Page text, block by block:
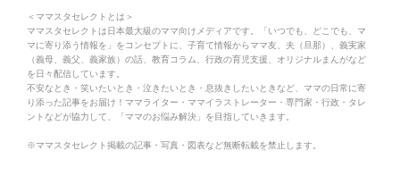
＜ママスタセレクトとは＞
ママスタセレクトは日本最大級のママ向けメディアです。「いつでも、どこでも、マ
マに寄り添う情報を」をコンセプトに、子育て情報からママ友、夫（旦那）、義実家
（義母、義父、義家族）の話、教育コラム、行政の育児支援、オリジナルまんがなど
を日々配信しています。
不安なとき・笑いたいとき・泣きたいとき・息抜きしたいときなど、ママの日常に寄
り添った記事をお届け！ママライター・ママイラストレーター・専門家・行政・タレ
ントなどが協力して、「ママのお悩み解決」を目指していきます。
※ママスタセレクト掲載の記事・写真・図表など無断転載を禁止します。